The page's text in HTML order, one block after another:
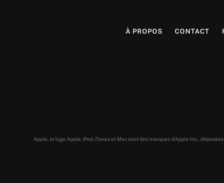
À PROPOS CONTACT
Apple, le logo Apple, iPod, iTunes et Mac sont des marques d’Apple Inc.,